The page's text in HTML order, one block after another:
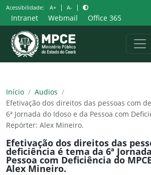
Pular
para
o
conteúdo
Acessibilidade: A+ | A- |
Intranet Webmail Office 365
Início / Audios /
Efetivação dos direitos das pessoas com
6ª Jornada do Idoso e da Pessoa com
Repórter: Alex Mineiro.
Efetivação dos direitos das
deficiência é tema da 6ª
Pessoa com Deficiência do
Alex Mineiro.